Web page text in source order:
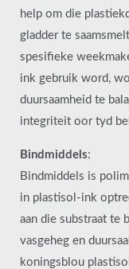
help om die
gladder te
spesifieke
ink gebruik word,
duursaamheid te
integriteit oor tyd
Bindmiddels:
Bindmiddels is
in plastisol-ink
aan die substraat te
vasgeheg en
koningsblou